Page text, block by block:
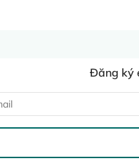
Đăng ký